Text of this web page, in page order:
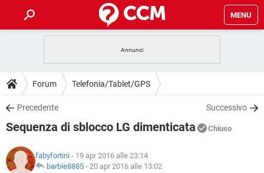
MENU
INTRATTENIMENTO ANDROID
iOS
INSTAGRAM WHATSAPP
TIKTOK
HARDWARE
GUIDE
COVID-19 GAMING
INSTAGRAM WHATSAPP
DOWNLOAD
COVID-19 GAMING
INTRATTENIMENTO
iOS WINDOWS 10
FORUM
COVID-19 GAMING
GLOSSARIO
Forum Telefonia/Tablet/GPS
Precedente Successivo
Sequenza di sblocco LG dimenticata Chiuso
fabyfortini - 19 apr 2016 alle 23:14
barbie8885 - 20 apr 2016 alle 13:02